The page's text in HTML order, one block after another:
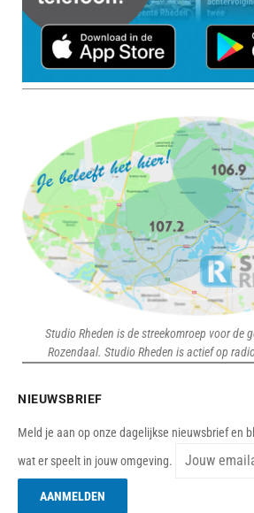
Studio Rheden is de streekomroep voor de
Rozendaal. Studio Rheden is actief op
NIEUWSBRIEF
Meld je aan op onze dagelijkse nieuwsbrief en
wat er speelt in jouw omgeving.